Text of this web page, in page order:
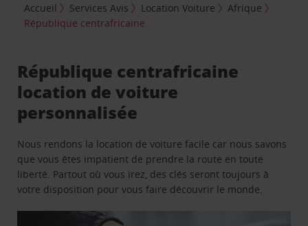
Accueil Services Avis Location Voiture
Afrique
République centrafricaine
République centrafricaine
location de voiture
personnalisée
Nous rendons la location de voiture facile car nous savons
que vous êtes impatient de prendre la route en toute
liberté. Partout où vous irez, des clés seront toujours à
votre disposition pour vous faire découvrir le monde.